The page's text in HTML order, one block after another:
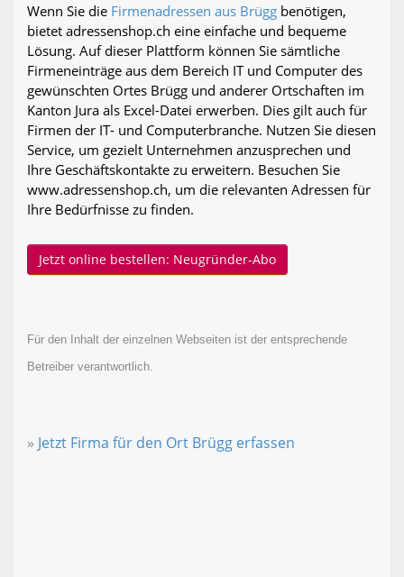
Wenn Sie die Firmenadressen aus Brügg benötigen,
bietet adressenshop.ch eine einfache und bequeme
Lösung. Auf dieser Plattform können Sie sämtliche
Firmeneinträge aus dem Bereich IT und Computer des
gewünschten Ortes Brügg und anderer Ortschaften im
Kanton Jura als Excel-Datei erwerben. Dies gilt auch für
Firmen der IT- und Computerbranche. Nutzen Sie diesen
Service, um gezielt Unternehmen anzusprechen und
Ihre Geschäftskontakte zu erweitern. Besuchen Sie
www.adressenshop.ch, um die relevanten Adressen für
Ihre Bedürfnisse zu finden.
Jetzt online bestellen: Neugründer-Abo
Für den Inhalt der einzelnen Webseiten ist der entsprechende
Betreiber verantwortlich.
» Jetzt Firma für den Ort Brügg erfassen